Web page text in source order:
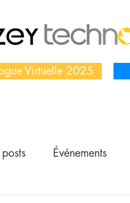
Virtuelle 2025
Événements